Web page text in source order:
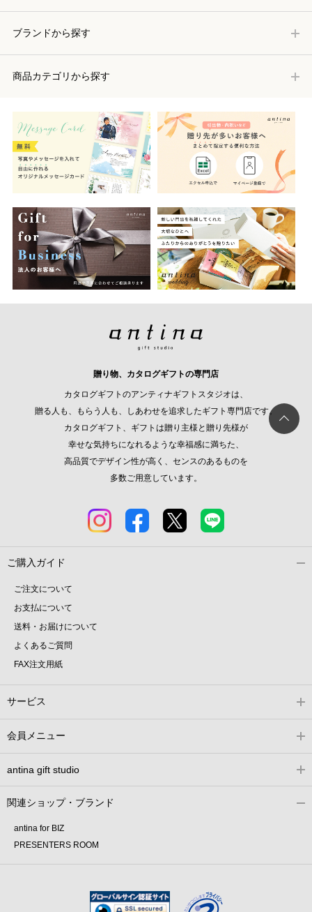
ブランドから探す
商品カテゴリから探す
贈り物、カタログギフトの専門店
カタログギフトのアンティナギフトスタジオは、
贈る人も、もらう人も、しあわせを追求したギフト専門店です。
カタログギフト、ギフトは贈り主様と贈り先様が
幸せな気持ちになれるような幸福感に満ちた、
高品質でデザイン性が高く、センスのあるものを
多数ご用意しています。
ご購入ガイド
ご注文について
お支払について
送料・お届けについて
よくあるご質問
FAX注文用紙
サービス
会員メニュー
antina gift studio
関連ショップ・ブランド
antina for BIZ
PRESENTERS ROOM